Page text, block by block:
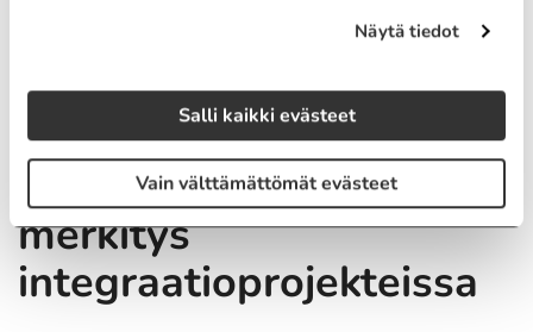
Näytä tiedot
Salli kaikki evästeet
Vain välttämättömät evästeet
Tarjoamme myös jatkuvaa tukea ja ylläpitoa
pitkällä aikavälillä saumattomasti ja ongelmat
ratkaistaan nopeasti.
Teknisen osaamisen
merkitys
integraatioprojekteissa